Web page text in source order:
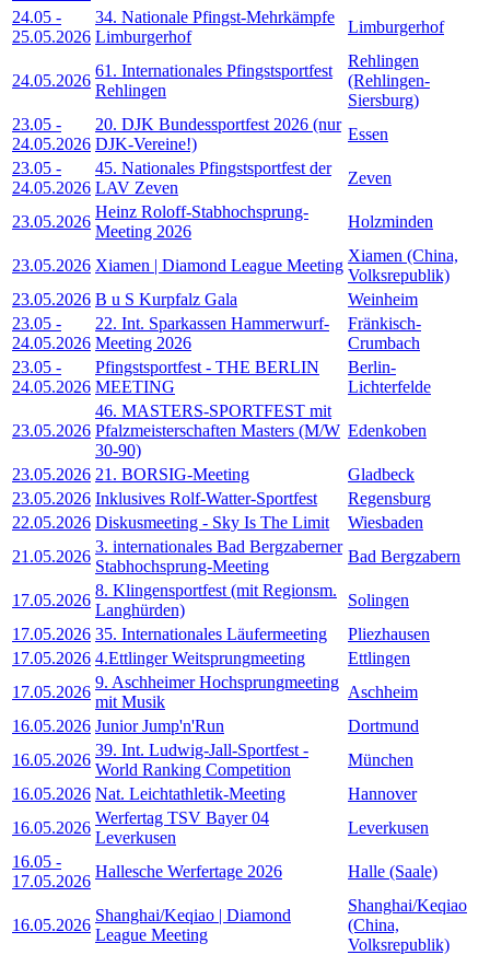
24.05 -
25.05.2026
34. Nationale Pfingst-Mehrkämpfe
Limburgerhof
Limburgerhof
24.05.2026
61. Internationales Pfingstsportfest
Rehlingen
Rehlingen
(Rehlingen-
Siersburg)
23.05 -
24.05.2026
20. DJK Bundessportfest 2026 (nur
DJK-Vereine!)
Essen
23.05 -
24.05.2026
45. Nationales Pfingstsportfest der
LAV Zeven
Zeven
23.05.2026
Heinz Roloff-Stabhochsprung-
Meeting 2026
Holzminden
23.05.2026 Xiamen | Diamond League Meeting
Xiamen (China,
Volksrepublik)
23.05.2026 B u S Kurpfalz Gala
Weinheim
23.05 -
24.05.2026
22. Int. Sparkassen Hammerwurf-
Meeting 2026
Fränkisch-
Crumbach
23.05 -
24.05.2026
Pfingstsportfest - THE BERLIN
MEETING
Berlin-
Lichterfelde
23.05.2026
46. MASTERS-SPORTFEST mit
Pfalzmeisterschaften Masters (M/W
30-90)
Edenkoben
23.05.2026 21. BORSIG-Meeting
Gladbeck
23.05.2026 Inklusives Rolf-Watter-Sportfest
Regensburg
22.05.2026 Diskusmeeting - Sky Is The Limit
Wiesbaden
21.05.2026
3. internationales Bad Bergzaberner
Stabhochsprung-Meeting
Bad Bergzabern
17.05.2026
8. Klingensportfest (mit Regionsm.
Langhürden)
Solingen
17.05.2026 35. Internationales Läufermeeting
Pliezhausen
17.05.2026 4.Ettlinger Weitsprungmeeting
Ettlingen
17.05.2026
9. Aschheimer Hochsprungmeeting
mit Musik
Aschheim
16.05.2026 Junior Jump'n'Run
Dortmund
16.05.2026
39. Int. Ludwig-Jall-Sportfest -
World Ranking Competition
München
16.05.2026 Nat. Leichtathletik-Meeting
Hannover
16.05.2026
Werfertag TSV Bayer 04
Leverkusen
Leverkusen
16.05 -
17.05.2026
Hallesche Werfertage 2026 Halle (Saale)
16.05.2026
Shanghai/Keqiao | Diamond
League Meeting
Shanghai/Keqiao
(China,
Volksrepublik)